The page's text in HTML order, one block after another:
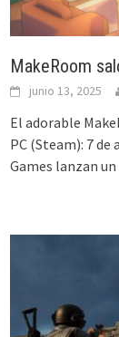
MakeRoom
junio 13, 2025
El adorable
PC (Steam): 7
Games lanzan